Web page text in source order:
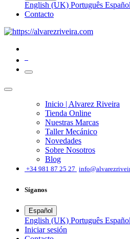
English (UK) Português Español
​Contacto
Inicio | Alvarez Riveira
Tienda Online
Nuestras Marcas
Taller Mecánico
Novedades
Sobre Nosotros
Blog
+34 981 87 25 27
Síganos
Español
English (UK) Português Español
Iniciar sesión